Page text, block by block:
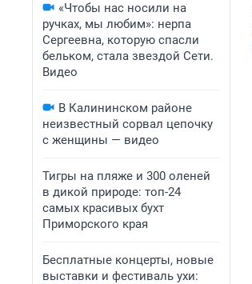
«Чтобы нас носили на
ручках, мы любим»: нерпа
Сергеевна, которую спасли
бельком, стала звездой Сети.
Видео
В Калининском районе
неизвестный сорвал цепочку
с женщины — видео
Тигры на пляже и 300 оленей
в дикой природе: топ-24
самых красивых бухт
Приморского края
Бесплатные концерты, новые
выставки и фестиваль ухи: